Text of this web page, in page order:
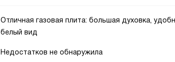
Отличная газовая плита: большая духовка,
белый вид
Недостатков не обнаружила